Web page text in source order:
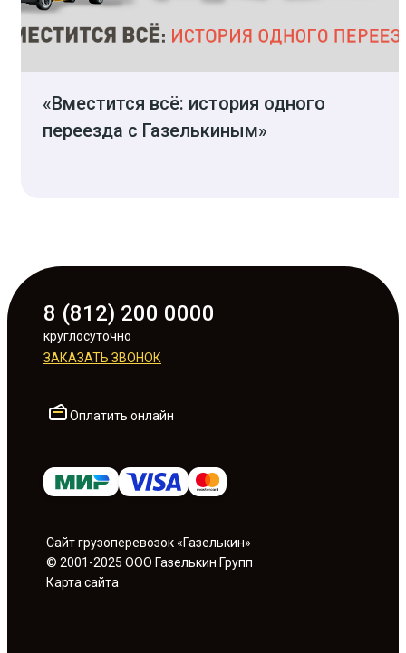
«Вместится всё: история одного
переезда с Газелькиным»
8 (812) 200 0000
круглосуточно
ЗАКАЗАТЬ ЗВОНОК
Оплатить онлайн
Сайт грузоперевозок «Газелькин»
© 2001-2025 ООО Газелькин Групп
Карта сайта